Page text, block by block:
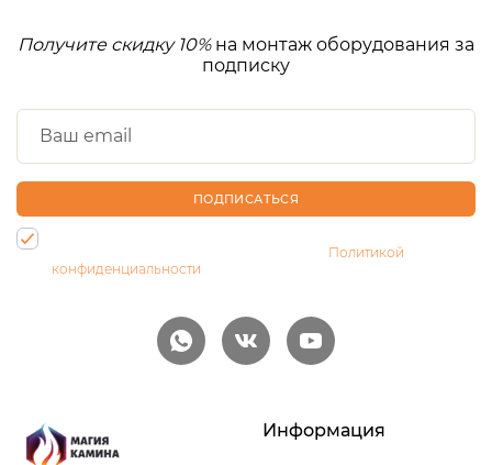
Получите скидку 10%на монтаж оборудования за
подписку
ПОДПИСАТЬСЯ
Политикой
конфиденциальности
Информация